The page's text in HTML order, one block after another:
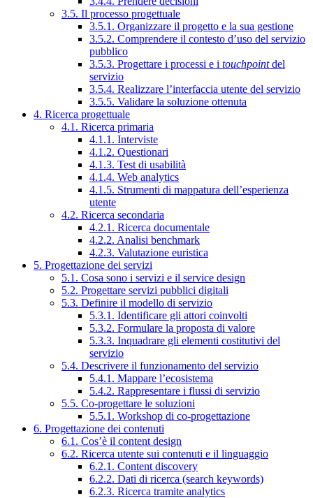
3.5. Il processo progettuale
3.5.1. Organizzare il progetto e la sua gestione
3.5.2. Comprendere il contesto d’uso del servizio
pubblico
3.5.3. Progettare i processi e i touchpointdel
servizio
3.5.4. Realizzare l’interfaccia utente del servizio
3.5.5. Validare la soluzione ottenuta
4. Ricerca progettuale
4.1. Ricerca primaria
4.1.1. Interviste
4.1.2. Questionari
4.1.3. Test di usabilità
4.1.4. Web analytics
4.1.5. Strumenti di mappatura dell’esperienza
utente
4.2. Ricerca secondaria
4.2.1. Ricerca documentale
4.2.2. Analisi benchmark
4.2.3. Valutazione euristica
5. Progettazione dei servizi
5.1. Cosa sono i servizi e il service design
5.2. Progettare servizi pubblici digitali
5.3. Definire il modello di servizio
5.3.1. Identificare gli attori coinvolti
5.3.2. Formulare la proposta di valore
5.3.3. Inquadrare gli elementi costitutivi del
servizio
5.4. Descrivere il funzionamento del servizio
5.4.1. Mappare l’ecosistema
5.4.2. Rappresentare i flussi di servizio
5.5. Co-progettare le soluzioni
5.5.1. Workshop di co-progettazione
6. Progettazione dei contenuti
6.1. Cos’è il content design
6.2. Ricerca utente sui contenuti e il linguaggio
6.2.1. Content discovery
6.2.2. Dati di ricerca (search keywords)
6.2.3. Ricerca tramite analytics